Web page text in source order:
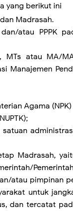
yang berikut ini
Madrasah.
atau PPPK
MTs atau MA/
Manajemen
Agama
Madrasah,
atau pimpinan
untuk
dan tercatat